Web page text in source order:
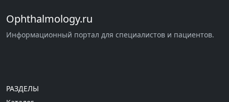
Ophthalmology.ru
Информационный портал для специалистов и пациентов.
РАЗДЕЛЫ